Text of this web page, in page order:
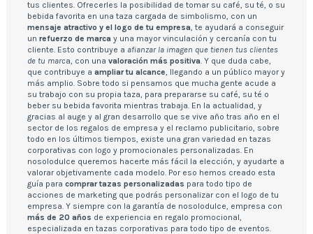
tus clientes. Ofrecerles la posibilidad de tomar su café, su té, o su
bebida favorita en una taza cargada de simbolismo, con un
mensaje atractivo y el logo de tu empresa , te ayudará a conseguir
un refuerzo de marca y una mayor vinculación y cercanía con tu
cliente. Esto contribuye a afianzar la imagen que tienen tus clientes
de tu marca, con una valoración más positiva . Y que duda cabe,
que contribuye a ampliar tu alcance , llegando a un público mayor y
más amplio. Sobre todo si pensamos que mucha gente acude a
su trabajo con su propia taza, para prepararse su café, su té o
beber su bebida favorita mientras trabaja. En la actualidad, y
gracias al auge y al gran desarrollo que se vive año tras año en el
sector de los regalos de empresa y el reclamo publicitario, sobre
todo en los últimos tiempos, existe una gran variedad en tazas
corporativas con logo y promocionales personalizadas. En
nosolodulce queremos hacerte más fácil la elección, y ayudarte a
valorar objetivamente cada modelo. Por eso hemos creado esta
guía para comprar tazas personalizadas para todo tipo de
acciones de marketing que podrás personalizar con el logo de tu
empresa. Y siempre con la garantía de nosolodulce, empresa con
más de 20 años de experiencia en regalo promocional,
especializada en tazas corporativas para todo tipo de eventos.